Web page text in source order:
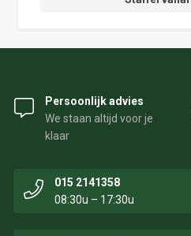
Persoonlijk advies
We staan altijd voor je
klaar
015 2141358
08:30u – 17:30u